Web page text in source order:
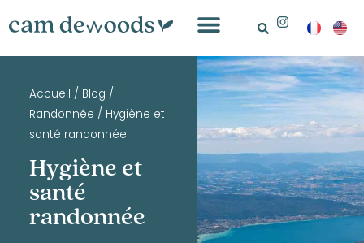
Accueil / Blog /
Randonnée / Hygiène et
santé randonnée
Hygiène et
santé
randonnée